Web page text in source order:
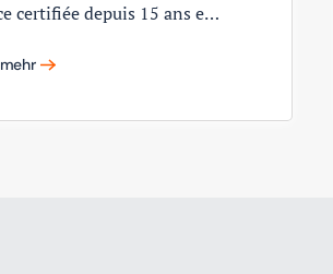
certifiée depuis 15 ans e…